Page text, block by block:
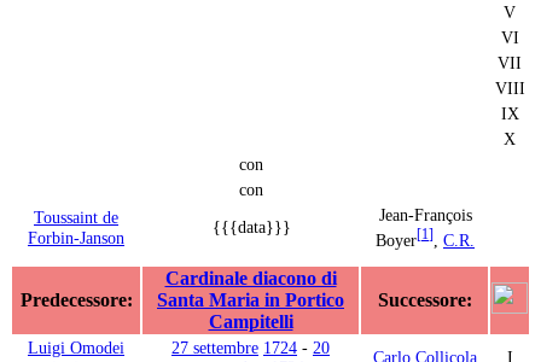
V
VI
VII
VIII
IX
X
con
con
Toussaint de
Forbin-Janson
{{{data}}}
Jean-François
Boyer[1] C.R.
Predecessore:
Cardinale diacono di
Santa Maria in Portico
Campitelli
Successore:
Luigi Omodei
27 settembre 1724 - 20
Carlo Collicola
I